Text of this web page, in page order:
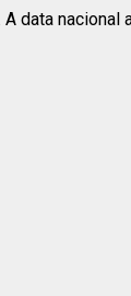
data nacional